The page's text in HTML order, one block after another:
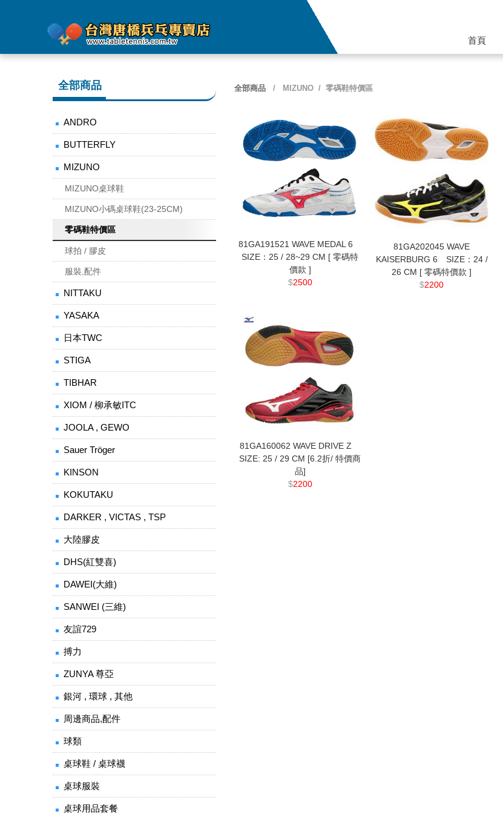
首頁
全部商品
ANDRO
BUTTERFLY
MIZUNO
MIZUNO桌球鞋
MIZUNO小碼桌球鞋(23-25CM)
零碼鞋特價區
球拍 / 膠皮
服裝,配件
NITTAKU
YASAKA
日本TWC
STIGA
TIBHAR
XIOM / 柳承敏ITC
JOOLA , GEWO
Sauer Tröger
KINSON
KOKUTAKU
DARKER , VICTAS , TSP
大陸膠皮
DHS(紅雙喜)
DAWEI(大維)
SANWEI (三維)
友誼729
搏力
ZUNYA 尊亞
銀河 , 環球 , 其他
周邊商品,配件
球類
桌球鞋 / 桌球襪
桌球服裝
桌球用品套餐
全部商品 / MIZUNO / 零碼鞋特價區
81GA191521 WAVE MEDAL 6
SIZE：25 / 28~29 CM [ 零碼特
價款 ]
$2500
81GA202045 WAVE
KAISERBURG 6 SIZE：24 /
26 CM [ 零碼特價款 ]
$2200
81GA160062 WAVE DRIVE Z
SIZE: 25 / 29 CM [6.2折/ 特價商
品]
$2200